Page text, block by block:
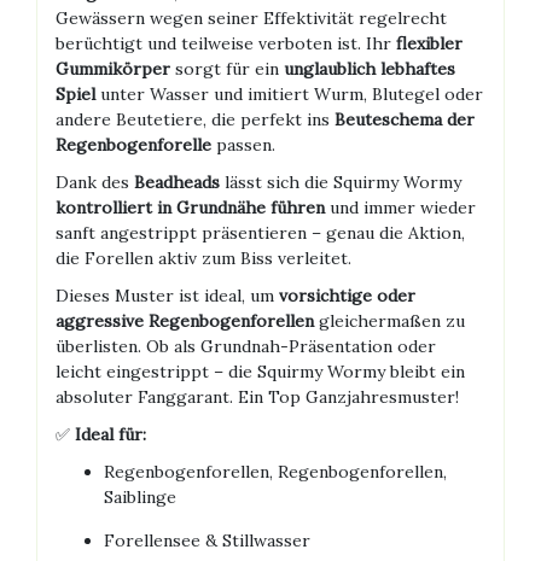
Gewässern wegen seiner Effektivität regelrecht
berüchtigt und teilweise verboten ist. Ihr flexibler
Gummikörper sorgt für ein unglaublich lebhaftes
Spielunter Wasser und imitiert Wurm, Blutegel oder
andere Beutetiere, die perfekt ins Beuteschema der
Regenbogenforelle passen.
Dank des Beadheads lässt sich die Squirmy Wormy
kontrolliert in Grundnähe führenund immer wieder
sanft angestrippt präsentieren – genau die Aktion,
die Forellen aktiv zum Biss verleitet.
Dieses Muster ist ideal, um vorsichtige oder
aggressive Regenbogenforellengleichermaßen zu
überlisten. Ob als Grundnah-Präsentation oder
leicht eingestrippt – die Squirmy Wormy bleibt ein
absoluter Fanggarant. Ein Top Ganzjahresmuster!
✅ Ideal für:
Regenbogenforellen, Regenbogenforellen,
Saiblinge
Forellensee & Stillwasser